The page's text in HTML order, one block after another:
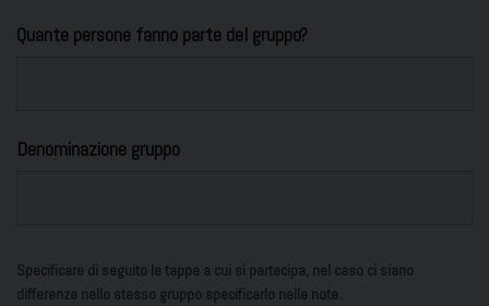
Quante persone fanno parte del gruppo?
Denominazione gruppo
Specificare di seguito le tappe a cui si partecipa, nel caso ci siano
differenze nello stesso gruppo specificarlo nelle note.